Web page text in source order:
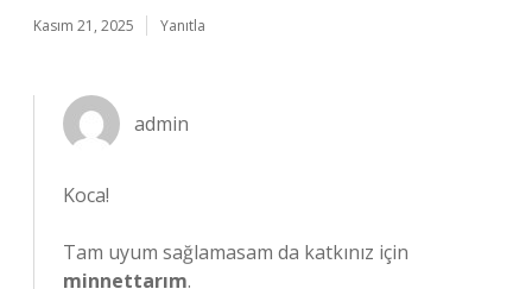
Kasım 21, 2025 Yanıtla
admin
Koca!
Tam uyum sağlamasam da katkınız için
minnettarım.